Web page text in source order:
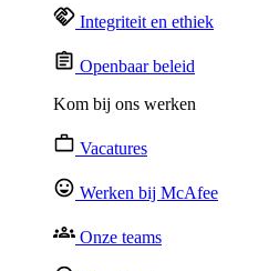
Integriteit en ethiek
Openbaar beleid
Kom bij ons werken
Vacatures
Werken bij McAfee
Onze teams